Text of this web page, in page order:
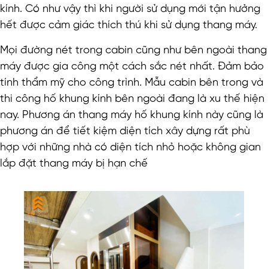
kính. Có như vậy thì khi người sử dụng mới tận hưởng
hết được cảm giác thích thú khi sử dụng thang máy.
Mọi đường nét trong cabin cũng như bên ngoài thang
máy được gia công một cách sắc nét nhất. Đảm bảo
tính thẩm mỹ cho công trình. Mẫu cabin bên trong và
thi công hố khung kính bên ngoài đang là xu thế hiện
nay. Phương án thang máy hố khung kính này cũng là
phương án để tiết kiệm diện tích xây dựng rất phù
hợp với những nhà có diện tích nhỏ hoặc không gian
lắp đặt thang máy bị hạn chế